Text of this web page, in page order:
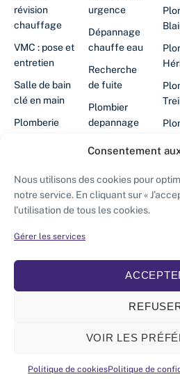
Consentement
Nous utilisons des cookies pour
notre service. En cliquant sur «
l’utilisation de tous les cookies.
Gérer les services
VOIR LES
Politique de cookiesPolitique de
révision
chauffage
VMC : pose et
entretien
Salle de bain
clé en main
Plomberie
d'eau
Désembouage
combles
urgence
Dépannage
chauffe eau
Recherche
de fuite
Plombier
depannage
en panne
Plombier
chauffagiste
Vay